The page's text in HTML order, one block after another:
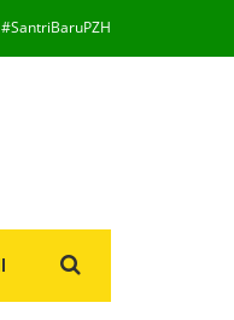
#SantriBaruPZH
for: